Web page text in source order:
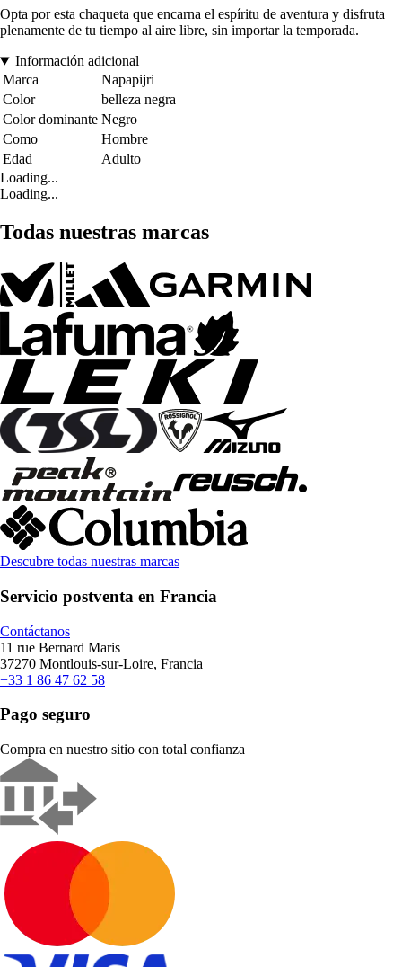
Opta por esta chaqueta que encarna el espíritu de aventura y disfruta
plenamente de tu tiempo al aire libre, sin importar la temporada.
Información adicional
Marca
Napapijri
Color
belleza negra
Color dominante Negro
Como
Hombre
Edad
Adulto
Loading...
Loading...
Todas nuestras marcas
Descubre todas nuestras marcas
Servicio postventa en Francia
Contáctanos
11 rue Bernard Maris
37270 Montlouis-sur-Loire, Francia
+33 1 86 47 62 58
Pago seguro
Compra en nuestro sitio con total confianza